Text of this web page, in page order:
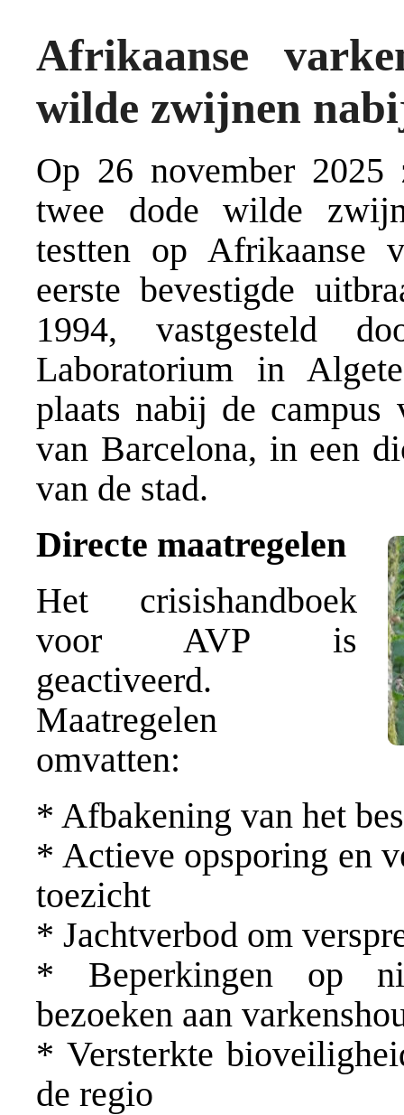
Afrikaanse
wilde zwijnen
Op 26 november
twee dode wilde
testten op Afrikaanse
eerste bevestigde
1994, vastgesteld
Laboratorium in
plaats nabij de
van Barcelona, in een
van de stad.
Directe maatregelen
Het crisishandboek
voor AVP is
geactiveerd.
Maatregelen
omvatten:
* Afbakening van het
* Actieve opsporing en
toezicht
* Jachtverbod om
* Beperkingen op
bezoeken aan
* Versterkte
de regio